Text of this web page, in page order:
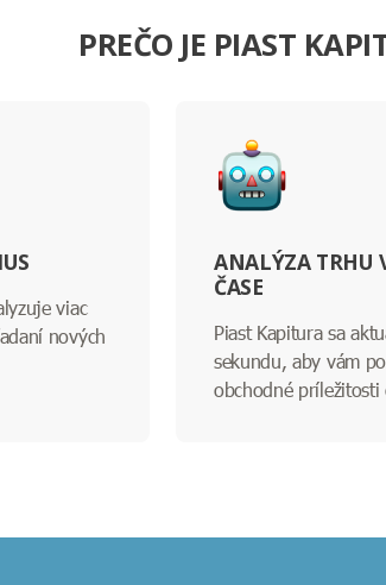
PREČO JE PIAST
viac
nových
ANALÝZA TRHU
ČASE
Piast Kapitura sa
sekundu, aby vám
obchodné príležitosti